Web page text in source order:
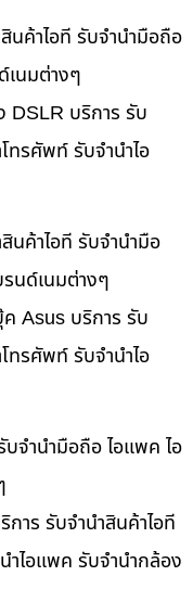
นค้าไอที รับจำนำมือถือ
เนมต่างๆ
DSLR บริการ รับ
ทรศัพท์ รับจำนำไอ
นค้าไอที รับจำนำมือ
นด์เนมต่างๆ
Asus บริการ รับ
ทรศัพท์ รับจำนำไอ
จำนำมือถือ ไอแพค ไอ
าร รับจำนำสินค้าไอที
ำไอแพค รับจำนำกล้อง